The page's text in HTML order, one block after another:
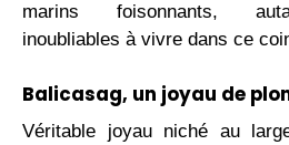
marins foisonnants,
inoubliables à vivre dans ce
Balicasag, un joyau de
Véritable joyau niché au